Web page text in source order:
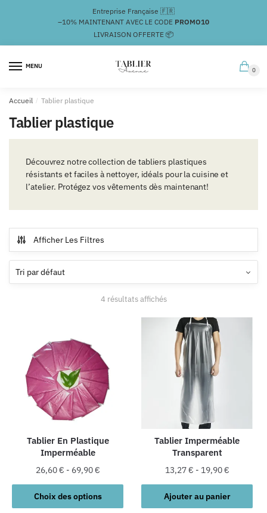
navigation
Entreprise Française 🇫🇷
–10% MAINTENANT AVEC LE CODE PROMO10
LIVRAISON OFFERTE 📦
MENU
0
Accueil / Tablier plastique
Tablier plastique
Découvrez notre collection de tabliers plastiques
résistants et faciles à nettoyer, idéals pour la cuisine et
l’atelier. Protégez vos vêtements dès maintenant!
Afficher Les Filtres
4 résultats affichés
Tablier En Plastique
Imperméable
26,60€ - 69,90€
Choix des options
produit
Tablier Imperméable
Transparent
13,27€ - 19,90€
Ajouter au panier